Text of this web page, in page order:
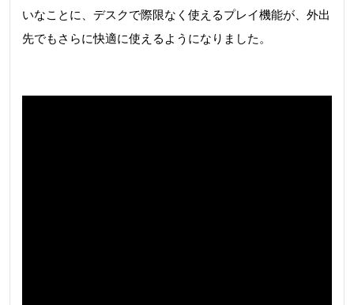
いなことに、デスクで際限なく使えるプレイ機能が、外出
先でもさらに快適に使えるようになりました。